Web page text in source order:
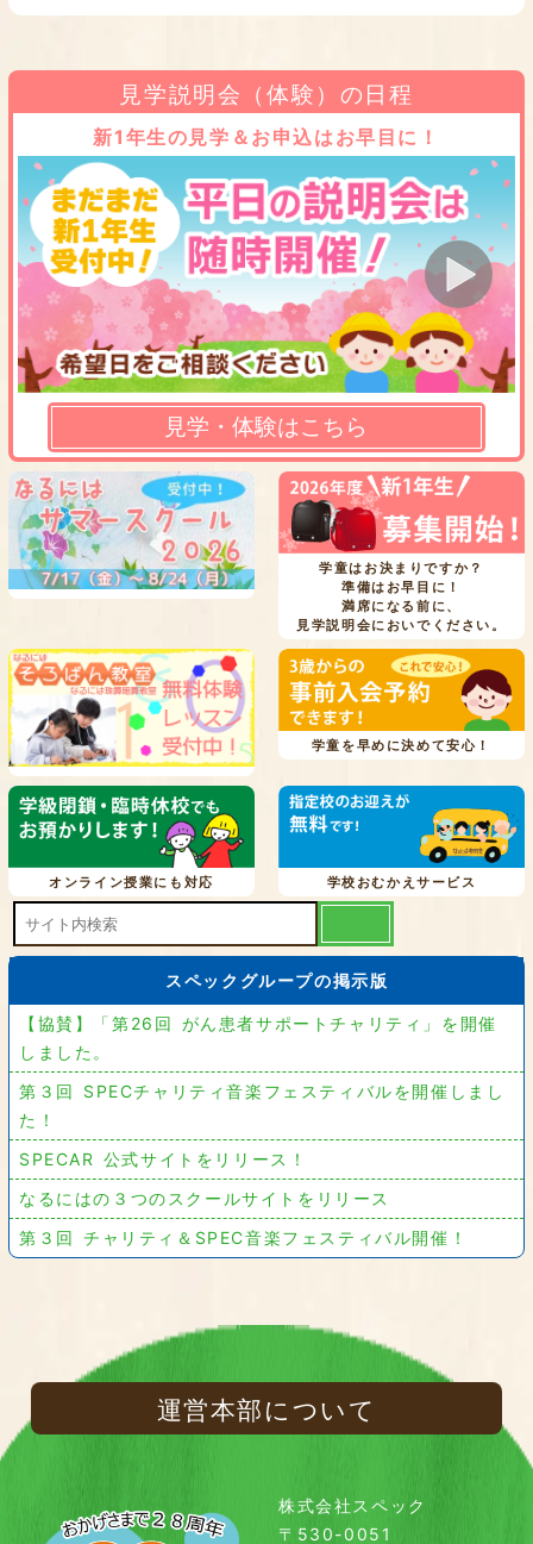
見学説明会（体験）の日程
新1年生の見学＆お申込はお早目に！
見学・体験はこちら
学童はお決まりですか？
準備はお早目に！
満席になる前に、
見学説明会においでください。
学童を早めに決めて安心！
オンライン授業にも対応 学校おむかえサービス
スペックグループの掲示版
【協賛】「第26回 がん患者サポートチャリティ」を開催
しました。
第３回 SPECチャリティ音楽フェスティバルを開催しまし
た！
SPECAR 公式サイトをリリース！
なるにはの３つのスクールサイトをリリース
第３回 チャリティ＆SPEC音楽フェスティバル開催！
運営本部について
株式会社スペック
〒530-0051